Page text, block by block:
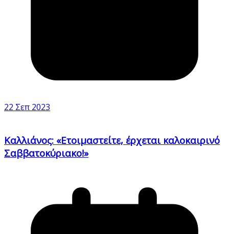
22 Σεπ 2023
Καλλιάνος: «Ετοιμαστείτε, έρχεται καλοκαιρινό
Σαββατοκύριακο!»